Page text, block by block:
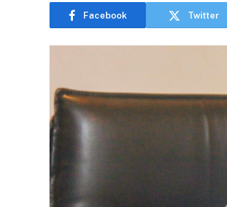
Facebook Twitter